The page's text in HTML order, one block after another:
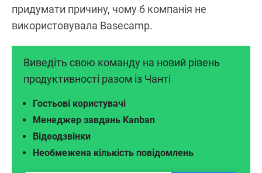
придумати причину, чому б компанія не
використовувала Basecamp.
Виведіть свою команду на новий рівень
продуктивності разом із Чанті
Необмежена кількість повідомлень
Відеодзвінки
Менеджер завдань Kanban
Гостьові користувачі